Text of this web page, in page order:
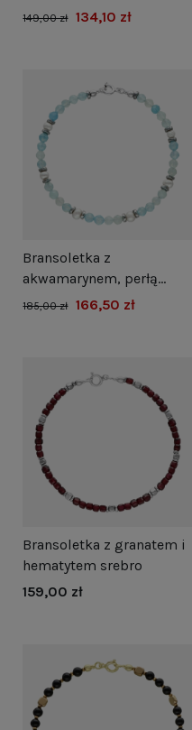
naturalną i hematytem
149,00 zł 134,10 zł
Bransoletka z
akwamarynem, perłą
naturalną i hematytem
185,00 zł 166,50 zł
Bransoletka z granatem i
hematytem srebro
159,00 zł